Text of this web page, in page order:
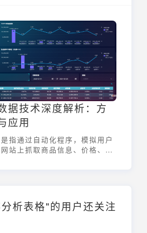
值得关注呢？本文将带您一览
选择，帮助您更好地了解社交电
。
据技术深度解析：方
应用
指通过自动化程序，模拟用户
站上抓取商品信息、价格、销
业进行数据驱动运营的基础。
析表格"的用户还关注